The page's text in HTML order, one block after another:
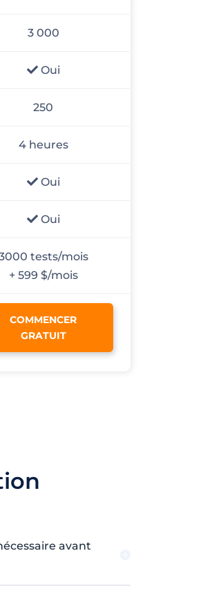
3 000
Oui
250
4 heures
Oui
Oui
tests/mois
+ 599 $/mois
COMMENCER
GRATUIT
avant